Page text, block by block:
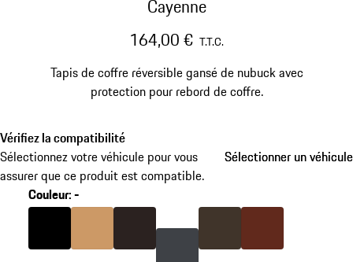
Cayenne
164,00 € T.T.C.
Tapis de coffre réversible gansé de nubuck avec
protection pour rebord de coffre.
Vérifiez la compatibilité
Sélectionnez votre véhicule pour vous
assurer que ce produit est compatible.
Sélectionner un véhicule
Sélectionner un véhicule
Couleur:-
les
(Couleur)
Couleur Noir
Couleur Beige Luxor
Couleur ExpressoCouleur Brun Selle
Couleur Terre